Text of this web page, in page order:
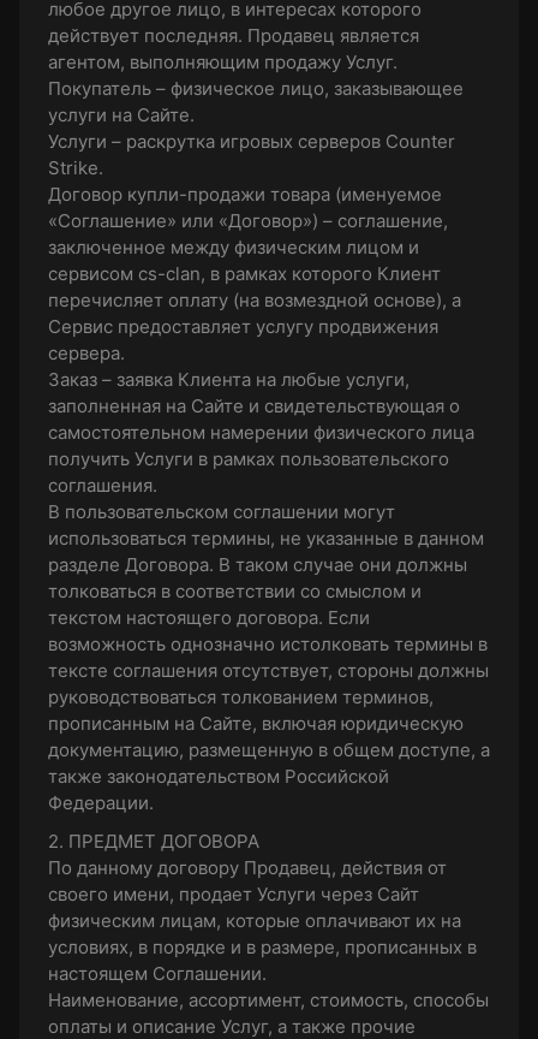
любое другое лицо, в интересах которого
действует последняя. Продавец является
агентом, выполняющим продажу Услуг.
Покупатель – физическое лицо, заказывающее
услуги на Сайте.
Услуги – раскрутка игровых серверов Counter
Strike.
Договор купли-продажи товара (именуемое
«Соглашение» или «Договор») – соглашение,
заключенное между физическим лицом и
сервисом cs-clan, в рамках которого Клиент
перечисляет оплату (на возмездной основе), а
Сервис предоставляет услугу продвижения
сервера.
Заказ – заявка Клиента на любые услуги,
заполненная на Сайте и свидетельствующая о
самостоятельном намерении физического лица
получить Услуги в рамках пользовательского
соглашения.
В пользовательском соглашении могут
использоваться термины, не указанные в данном
разделе Договора. В таком случае они должны
толковаться в соответствии со смыслом и
текстом настоящего договора. Если
возможность однозначно истолковать термины в
тексте соглашения отсутствует, стороны должны
руководствоваться толкованием терминов,
прописанным на Сайте, включая юридическую
документацию, размещенную в общем доступе, а
также законодательством Российской
Федерации.
2. ПРЕДМЕТ ДОГОВОРА
По данному договору Продавец, действия от
своего имени, продает Услуги через Сайт
физическим лицам, которые оплачивают их на
условиях, в порядке и в размере, прописанных в
настоящем Соглашении.
Наименование, ассортимент, стоимость, способы
оплаты и описание Услуг, а также прочие